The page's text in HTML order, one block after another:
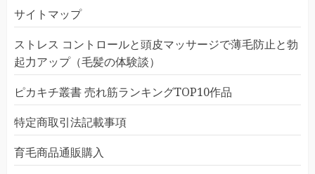
サイトマップ
ストレス コントロールと頭皮マッサージで薄毛防止と勃
起力アップ（毛髪の体験談）
ピカキチ叢書 売れ筋ランキングTOP10作品
特定商取引法記載事項
育毛商品通販購入